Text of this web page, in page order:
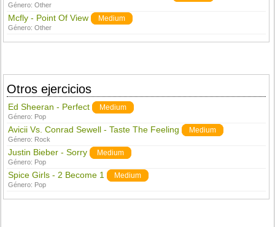
Género:Other
Mcfly - Point Of View Medium
Género:Other
Otros ejercicios
Ed Sheeran - Perfect Medium
Género: Pop
Avicii Vs. Conrad Sewell - Taste The Feeling Medium
Género: Rock
Justin Bieber - Sorry Medium
Género: Pop
Spice Girls - 2 Become 1 Medium
Género: Pop